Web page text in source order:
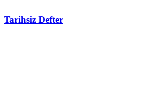
Tarihsiz Defter